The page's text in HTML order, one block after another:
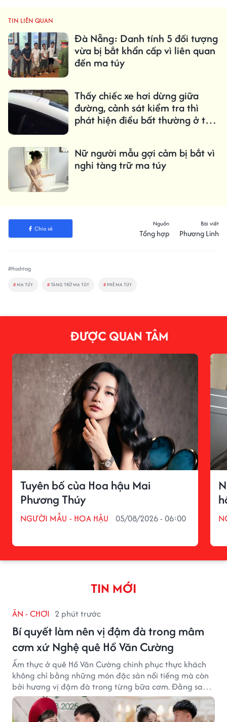
TIN LIÊN QUAN
Đà Nẵng: Danh tính 5 đối tượng
vừa bị bắt khẩn cấp vì liên quan
đến ma túy
Thấy chiếc xe hơi dừng giữa
đường, cảnh sát kiểm tra thì
phát hiện điều bất thường ở tài
Nữ người mẫu gợi cảm bị bắt vì
nghi tàng trữ ma túy
Chia sẻ
Nguồn
Tổng hợp
Bài viết
Phương Linh
#Hashtag
# MA TÚY #TÀNG TRỮ MA TÚY # PHÊ MA TÚY
ĐƯỢC QUAN TÂM
Tuyên bố của Hoa hậu Mai
Phương Thúy
NGƯỜI MẪU - HOA HẬU 05/08/2026 - 06:00
TIN MỚI
ĂN - CHƠI 2 phút trước
Bí quyết làm nên vị đậm đà trong mâm
cơm xứ Nghệ quê Hồ Văn Cường
Ẩm thực ở quê Hồ Văn Cường chinh phục thực khách
không chỉ bằng những món đặc sản nổi tiếng mà còn
bởi hương vị đậm đà trong từng bữa cơm. Đằng sau
nét giản dị ấy là những bí quyết được người dân gìn
giữ qua nhiều thế hệ.